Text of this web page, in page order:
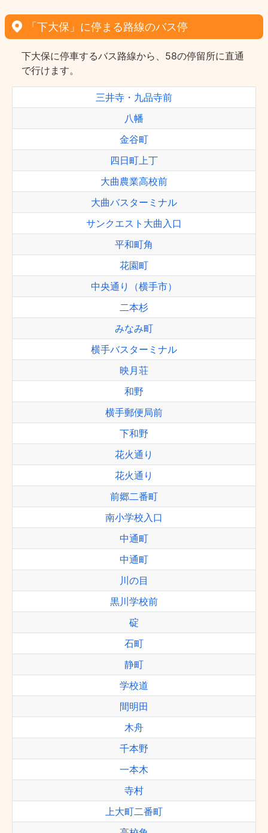
「下大保」に停まる路線のバス停
下大保に停車するバス路線から、58の停留所に直通
で行けます。
三井寺・九品寺前
八幡
金谷町
四日町上丁
大曲農業高校前
大曲バスターミナル
サンクエスト大曲入口
平和町角
花園町
中央通り（横手市）
二本杉
みなみ町
横手バスターミナル
映月荘
和野
横手郵便局前
下和野
花火通り
花火通り
前郷二番町
南小学校入口
中通町
中通町
川の目
黒川学校前
碇
石町
静町
学校道
間明田
木舟
千本野
一本木
寺村
上大町二番町